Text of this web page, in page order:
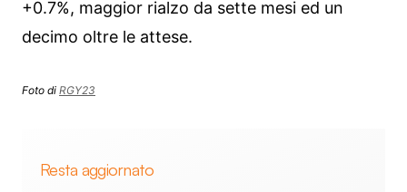
+0.7%, maggior rialzo da sette mesi ed un
decimo oltre le attese.
Foto di RGY23
Resta aggiornato